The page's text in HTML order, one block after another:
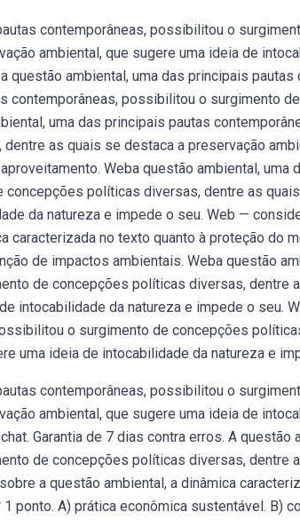
contemporâneas, possibilitou o
ambiental, que sugere uma ideia de
questão ambiental, uma das principais pautas
contemporâneas, possibilitou o surgimento
uma das principais pautas
as quais se destaca a preservação
Weba questão ambiental, uma
políticas diversas, dentre as
da natureza e impede o seu. Web —
caracterizada no texto quanto à proteção do
de impactos ambientais. Web a questão
de concepções políticas diversas, dentre
intocabilidade da natureza e impede o seu.
o surgimento de concepções
uma ideia de intocabilidade da natureza e
contemporâneas, possibilitou o
ambiental, que sugere uma ideia de
Garantia de 7 dias contra erros. A questão
de concepções políticas diversas, dentre
a questão ambiental, a dinâmica
ponto. A) prática econômica sustentável. B)